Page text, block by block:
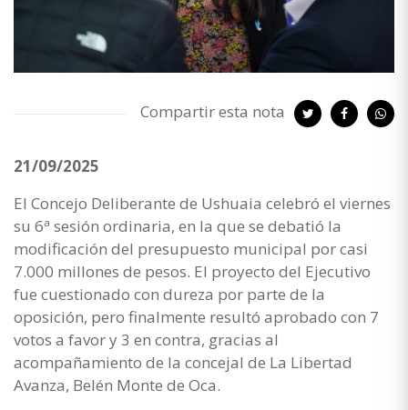
Compartir esta nota
21/09/2025
El Concejo Deliberante de Ushuaia celebró el viernes
su 6ª sesión ordinaria, en la que se debatió la
modificación del presupuesto municipal por casi
7.000 millones de pesos. El proyecto del Ejecutivo
fue cuestionado con dureza por parte de la
oposición, pero finalmente resultó aprobado con 7
votos a favor y 3 en contra, gracias al
acompañamiento de la concejal de La Libertad
Avanza, Belén Monte de Oca.